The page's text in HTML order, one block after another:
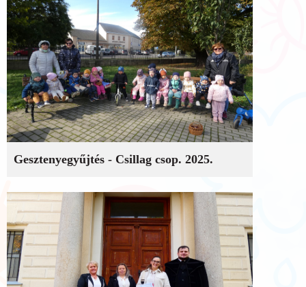
Gesztenyegyűjtés - Csillag csop. 2025.